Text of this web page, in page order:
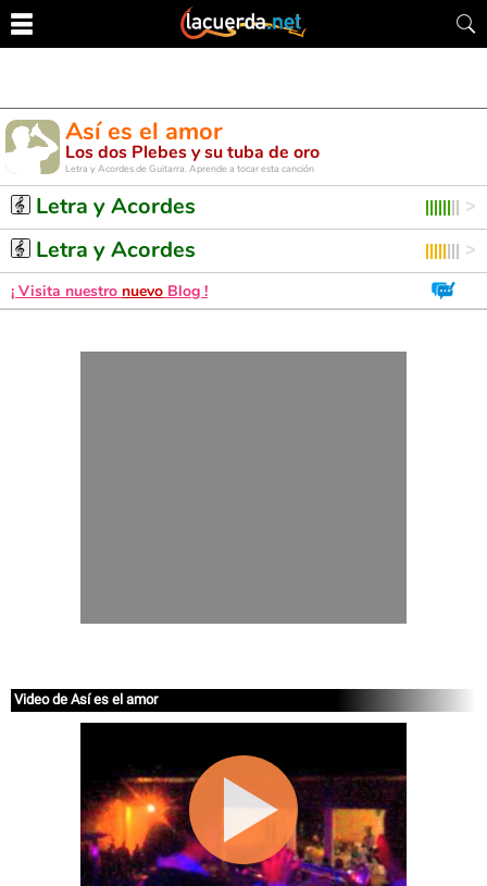
Así es el amor
Los dos Plebes y su tuba de oro
Letra y Acordes de Guitarra. Aprende a tocar esta canción
Letra y Acordes
Letra y Acordes
¡ Visita nuestro nuevo Blog !
Video de Así es el amor